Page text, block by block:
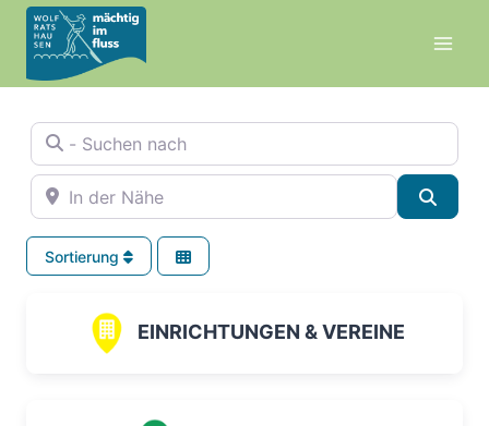
Zum
Inhalt
springen
- Suchen nach
In der Nähe
Sortierung
EINRICHTUNGEN & VEREINE